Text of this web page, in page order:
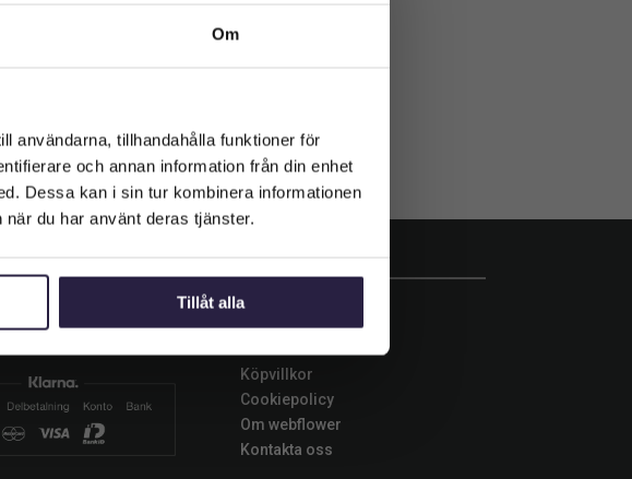
Om
användarna, tillhandahålla funktioner för
och annan information från din enhet
Dessa kan i sin tur kombinera informationen
du har använt deras tjänster.
Tillåt alla
du säkert med
INFORMATION
Betalningsalternativ
Köpvillkor
Cookiepolicy
Om webflower
Kontakta oss
val längst upp